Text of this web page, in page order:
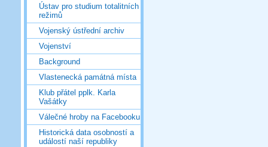
Ústav pro studium totalitních
režimů
Vojenský ústřední archiv
Vojenství
Background
Vlastenecká památná místa
Klub přátel pplk. Karla
Vašátky
Válečné hroby na Facebooku
Historická data osobností a
událostí naší republiky